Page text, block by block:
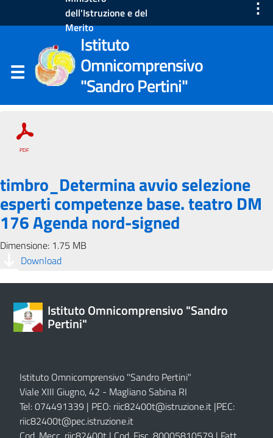
dell'Istruzione e del
Merito
⋮
Istituto
Omnicomprensivo
"Sandro Pertini"
timbro_Determina avvio selezione
esperti competenze base. teatro DM
176 Agenda nord-signed
Dimensione: 1.75 MB
Download
Istituto Omnicomprensivo "Sandro
Pertini"
Istituto Omnicomprensivo "Sandro Pertini"
Viale XIII Giugno, 42 - Magliano Sabina RI
Tel: 074491339 | PEO: riic82400t@istruzione.it |PEC:
riic82400t@pec.istruzione.it